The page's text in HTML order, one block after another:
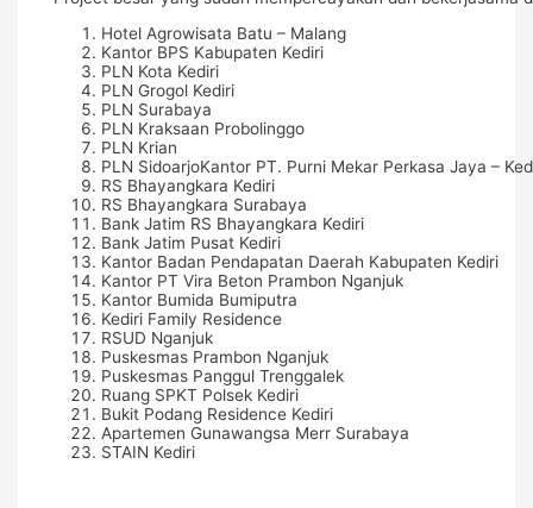
Hotel Agrowisata Batu – Malang
Kantor BPS Kabupaten Kediri
PLN Kota Kediri
PLN Grogol Kediri
PLN Surabaya
PLN Kraksaan Probolinggo
PLN Krian
PLN SidoarjoKantor PT. Purni Mekar Perkasa Jaya –
RS Bhayangkara Kediri
RS Bhayangkara Surabaya
Bank Jatim RS Bhayangkara Kediri
Bank Jatim Pusat Kediri
Kantor Badan Pendapatan Daerah Kabupaten Kediri
Kantor PT Vira Beton Prambon Nganjuk
Kantor Bumida Bumiputra
Kediri Family Residence
RSUD Nganjuk
Puskesmas Prambon Nganjuk
Puskesmas Panggul Trenggalek
Ruang SPKT Polsek Kediri
Bukit Podang Residence Kediri
Apartemen Gunawangsa Merr Surabaya
STAIN Kediri